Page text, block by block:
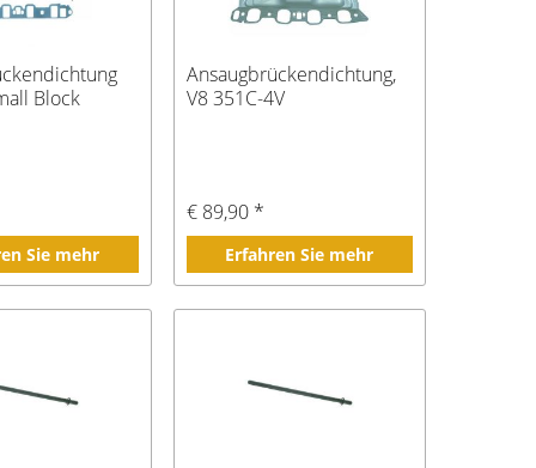
Block
Sie mehr
Ansaugbrückendichtung,
V8 351C-4V
€ 89,90 *
Erfahren Sie mehr